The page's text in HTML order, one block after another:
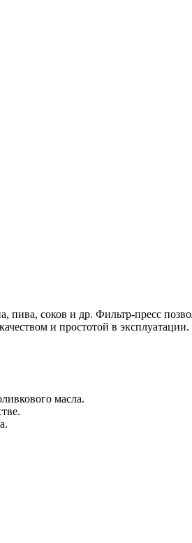
соков и др. Фильтр-пресс
и простотой в эксплуатации.
масла.